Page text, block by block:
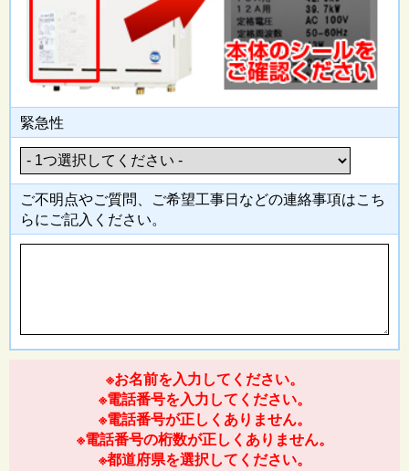
緊急性
ご不明点やご質問、ご希望工事日などの連絡事項はこち
らにご記入 ください。
※お名前を入力してください。
※電話番号を入力してください。
※電話番号が正しくありません。
※電話番号の桁数が正しくありません。
※都道府県を選択してください。